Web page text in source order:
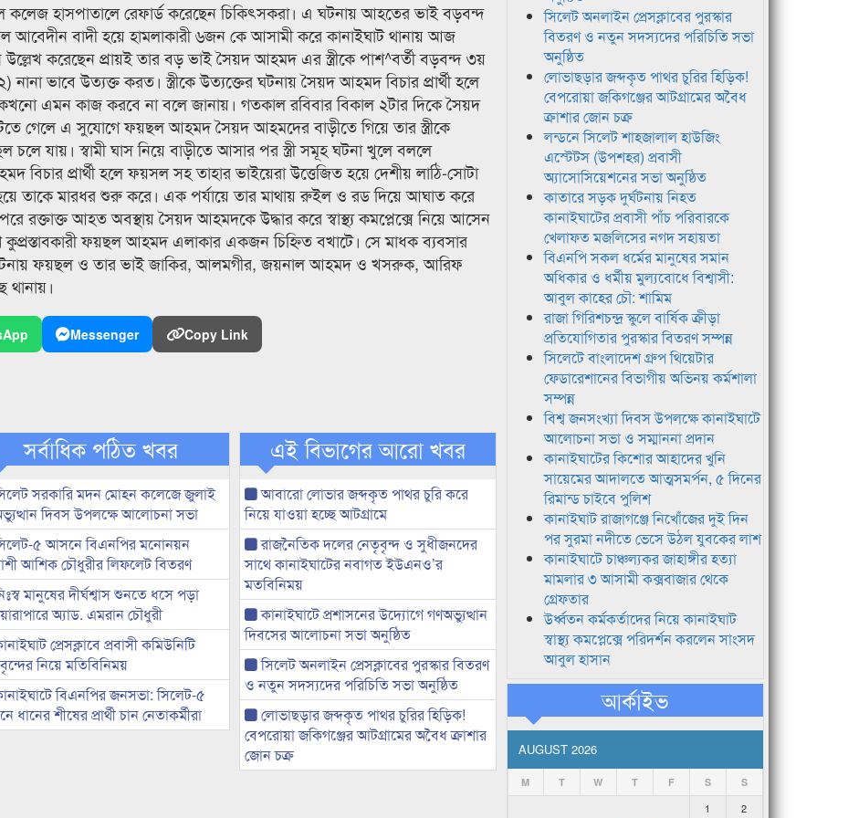
কলেজ হাসপাতালে রেফার্ড করেছেন চিকিৎসকরা। এ ঘটনায় আহতের ভাই বড়বন্দ
আবেদীন বাদী হয়ে হামলাকারী ৬জন কে আসামী করে কানাইঘাট থানায় আজ
করেছেন প্রায়ই তার বড় ভাই সৈয়দ আহমদ এর স্ত্রীকে পাশ^বর্তী বড়বন্দ ৩য়
ভাবে উত্যক্ত করত। স্ত্রীকে উত্যক্তের ঘটনায় সৈয়দ আহমদ বিচার প্রার্থী হলে
এমন কাজ করবে না বলে জানায়। গতকাল রবিবার বিকাল ২টার দিকে সৈয়দ
গেলে এ সুযোগে ফয়ছল আহমদ সৈয়দ আহমদের বাড়ীতে গিয়ে তার স্ত্রীকে
চলে যায়। স্বামী ঘাস নিয়ে বাড়ীতে আসার পর স্ত্রী সমূহ ঘটনা খুলে বললে
বিচার প্রার্থী হলে ফয়সল সহ তাহার ভাইয়েরা উত্তেজিত হয়ে দেশীয় লাঠি-সোটা
তাকে মারধর শুরু করে। এক পর্যায়ে তার মাথায় রুইল ও রড দিয়ে আঘাত করে
রক্তাক্ত আহত অবস্থায় সৈয়দ আহমদকে উদ্ধার করে স্বাস্থ্য কমপ্লেক্সে নিয়ে আসেন
ফয়ছল আহমদ এলাকার একজন চিহ্নিত বখাটে। সে মাধক ব্যবসার
ঘটনায় ফয়ছল ও তার ভাই জাকির, আলমগীর, জয়নাল আহমদ ও খসরুক, আরিফ
Messenger Copy Link
সর্বাধিক পঠিত খবর
সরকারি মদন মোহন কলেজে জুলাই
দিবস উপলক্ষে আলোচনা সভা
৫ আসনে বিএনপির মনোনয়ন
আশিক চৌধুরীর লিফলেট বিতরণ
মানুষের দীর্ঘশ্বাস শুনতে ধসে পড়া
অ্যাড. এমরান চৌধুরী
প্রেসক্লাবে প্রবাসী কমিউনিটি
নিয়ে মতিবিনিময়
বিএনপির জনসভা: সিলেট-৫
ধানের শীষের প্রার্থী চান নেতাকর্মীরা
এই বিভাগের আরো খবর
আবারো লোভার জব্দকৃত পাথর চুরি করে
নিয়ে যাওয়া হচ্ছে আটগ্রামে
রাজনৈতিক দলের নেতৃবৃন্দ ও সুধীজনদের
সাথে কানাইঘাটের নবাগত ইউএনও’র
মতবিনিময়
কানাইঘাটে প্রশাসনের উদ্যোগে গণঅভ্যুত্থান
দিবসের আলোচনা সভা অনুষ্ঠিত
সিলেট অনলাইন প্রেসক্লাবের পুরস্কার বিতরণ
ও নতুন সদস্যদের পরিচিতি সভা অনুষ্ঠিত
লোভাছড়ার জব্দকৃত পাথর চুরির হিড়িক!
বেপরোয়া জকিগঞ্জের আটগ্রামের অবৈধ ক্রাশার
জোন চক্র
সিলেট অনলাইন প্রেসক্লাবের পুরস্কার
বিতরণ ও নতুন সদস্যদের পরিচিতি সভা
অনুষ্ঠিত
লোভাছড়ার জব্দকৃত পাথর চুরির হিড়িক!
বেপরোয়া জকিগঞ্জের আটগ্রামের অবৈধ
ক্রাশার জোন চক্র
লন্ডনে সিলেট শাহজালাল হাউজিং
এস্টেটস (উপশহর) প্রবাসী
অ্যাসোসিয়েশনের সভা অনুষ্ঠিত
কাতারে সড়ক দুর্ঘটনায় নিহত
কানাইঘাটের প্রবাসী পাঁচ পরিবারকে
খেলাফত মজলিসের নগদ সহায়তা
বিএনপি সকল ধর্মের মানুষের সমান
অধিকার ও ধর্মীয় মুল্যবোধে বিশ্বাসী:
আবুল কাহের চৌ: শামিম
রাজা গিরিশচন্দ্র স্কুলে বার্ষিক ক্রীড়া
প্রতিযোগিতার পুরস্কার বিতরণ সম্পন্ন
সিলেটে বাংলাদেশ গ্রুপ থিয়েটার
ফেডারেশানের বিভাগীয় অভিনয় কর্মশালা
সম্পন্ন
বিশ্ব জনসংখ্যা দিবস উপলক্ষে কানাইঘাটে
আলোচনা সভা ও সম্মাননা প্রদান
কানাইঘাটের কিশোর আহাদের খুনি
সায়েমের আদালতে আত্মসমর্পন, ৫ দিনের
রিমান্ড চাইবে পুলিশ
কানাইঘাট রাজাগঞ্জে নিখোঁজের দুই দিন
পর সুরমা নদীতে ভেসে উঠল যুবকের লাশ
কানাইঘাটে চাঞ্চল্যকর জাহাঙ্গীর হত্যা
মামলার ৩ আসামী কক্সবাজার থেকে
গ্রেফতার
উর্ধ্বতন কর্মকর্তাদের নিয়ে কানাইঘাট
স্বাস্থ্য কমপ্লেক্সে পরিদর্শন করলেন সাংসদ
আবুল হাসান
আর্কাইভ
AUGUST 2026
M T W T F S S
1
2